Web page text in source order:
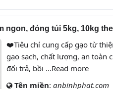
ngon, đóng túi 5kg, 10kg
❤️Tiêu chí cung cấp gạo từ
gạo sạch, chất lượng, an toàn
đổi trả, bồi ...Read more
Tên miền: anbinhphat.com